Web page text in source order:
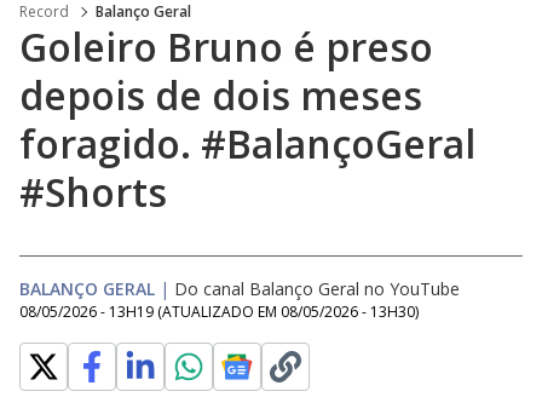
Record Balanço Geral
Goleiro Bruno é preso
depois de dois meses
foragido. #BalançoGeral
#Shorts
BALANÇO GERAL | Do canal Balanço Geral no YouTube
08/05/2026 - 13H19 (ATUALIZADO EM 08/05/2026 - 13H30)